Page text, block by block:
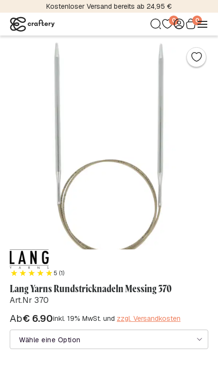
Kostenloser Versand bereits ab 24,95 €
0 0
5 (1)
Lang Yarns Rundstricknadeln Messing 370
Art.Nr 370
Ab€ 6.90inkl. 19% MwSt. und zzgl. Versandkosten
Wähle eine Option